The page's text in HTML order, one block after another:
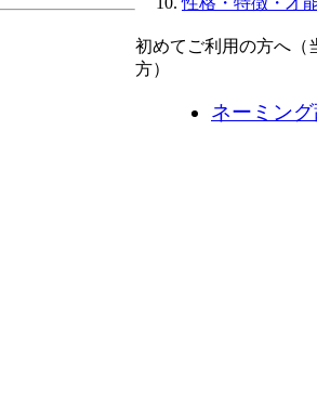
初めてご利用の方へ（
方）
ネーミン